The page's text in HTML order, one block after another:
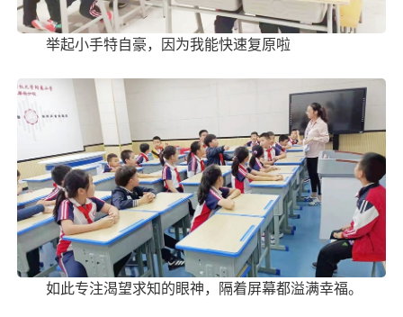
举起小手特自豪，因为我能快速复原啦
如此专注渴望求知的眼神，隔着屏幕都溢满幸福。